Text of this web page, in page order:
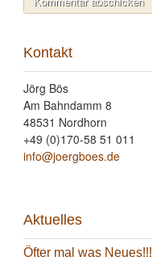
Kontakt
Jörg Bös
Am Bahndamm 8
48531 Nordhorn
+49 (0)170-58 51 011
info@joergboes.de
Aktuelles
Öfter mal was Neues!!!